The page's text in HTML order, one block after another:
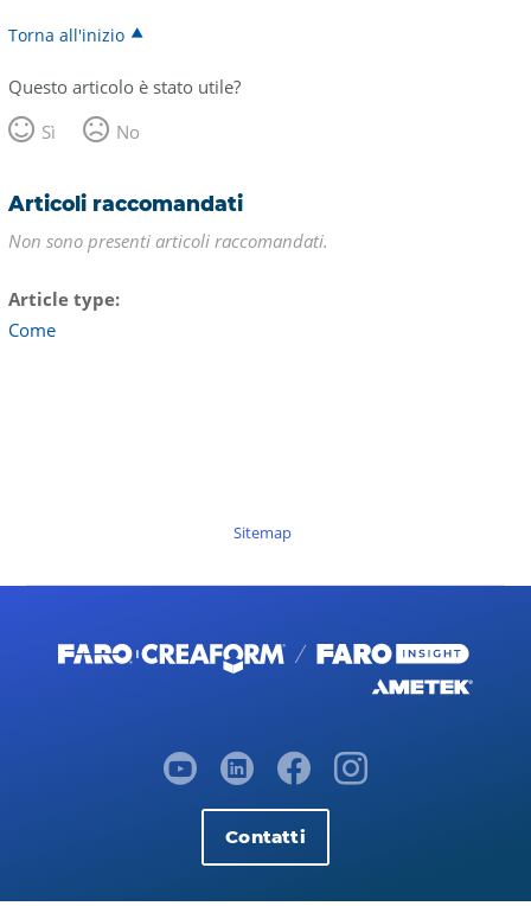
Torna all'inizio
Questo articolo è stato utile?
Sì
No
Articoli raccomandati
Non sono presenti articoli raccomandati.
Article type
Come
Sitemap
Contatti